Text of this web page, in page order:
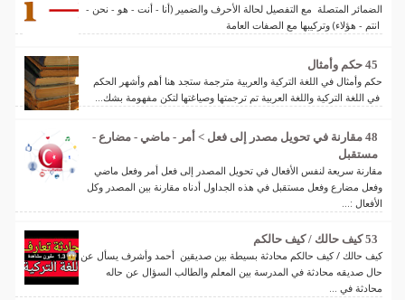
الضمائر المتصلة مع التفصيل لحالة الأحرف والضمير (أنا - أنت - هو - نحن -
انتم - هؤلاء) وتركيبها مع الصفات العامة
45 حكم وأمثال
حكم وأمثال في اللغة التركية والعربية مترجمة ستجد هنا أهم وأشهر الحكم
في اللغة التركية واللغة العربية تم ترجمتها وصياغتها لتكن مفهومة بشك...
48 مقارنة في تحويل مصدر إلى فعل > أمر - ماضي - مضارع -
مستقبل
مقارنة سريعة لنفس الأفعال في تحويل المصدر إلى فعل أمر وفعل ماضي
وفعل مضارع وفعل مستقبل في هذه الجداول أدناه مقارنة بين المصدر وكل
الأفعال :...
53 كيف حالك / كيف حالكم
كيف حالك / كيف حالكم محادثة بسيطة بين صديقين أحمد وأشرف يسأل عن
حال صديقه محادثة في المدرسة بين المعلم والطالب السؤال عن حاله
محادثة في ...